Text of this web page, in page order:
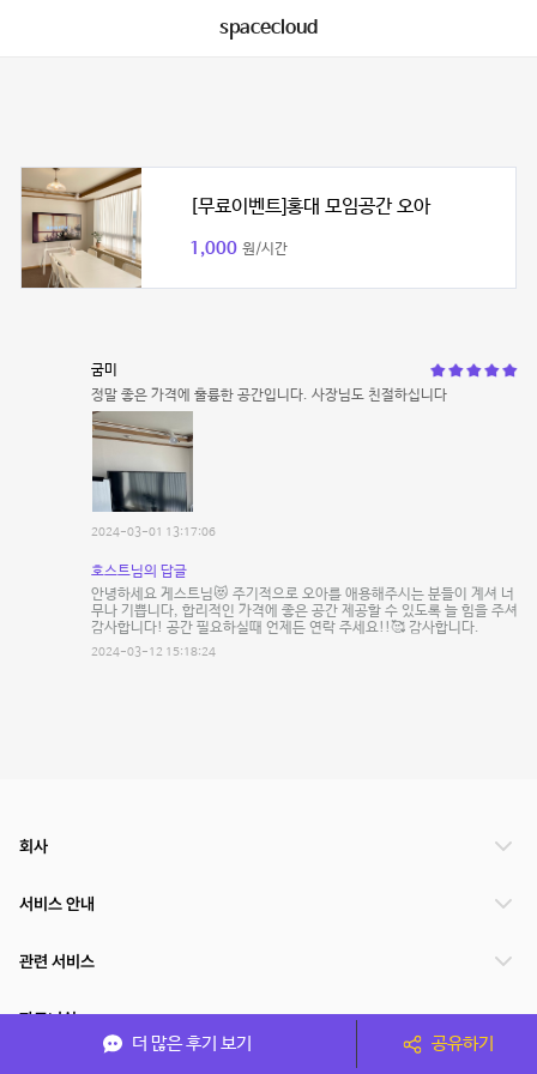
spacecloud
[무료이벤트]홍대 모임공간 오아
1,000 원/시간
굼미
정말 좋은 가격에 훌륭한 공간입니다. 사장님도 친절하십니다
2024-03-01 13:17:06
호스트님의 답글
안녕하세요 게스트님😻 주기적으로 오아를 애용해주시는 분들이 계셔 너
무나 기쁩니다, 합리적인 가격에 좋은 공간 제공할 수 있도록 늘 힘을 주셔
감사합니다! 공간 필요하실때 언제든 연락 주세요!!🥰 감사합니다.
2024-03-12 15:18:24
더 많은 후기 보기 공유하기
회사
서비스 안내
관련 서비스
파트너쉽